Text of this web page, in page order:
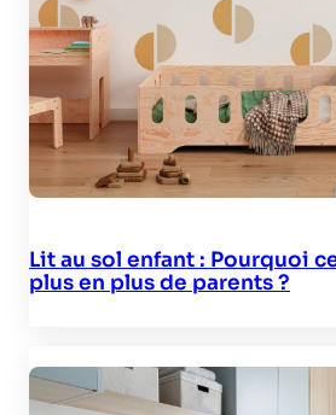
Lit au sol enfant : Pourquoi
plus en plus de parents ?